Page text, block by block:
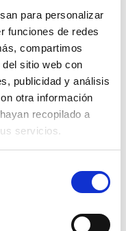
para personalizar
funciones de redes
compartimos
sitio web con
publicidad y análisis
otra información
recopilado a
servicios.
comprar